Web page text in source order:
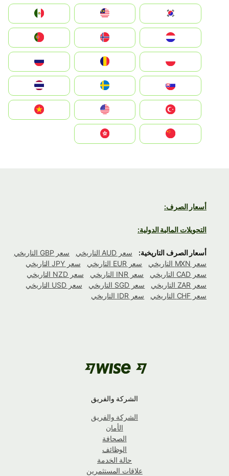
South Korea
Nederland
Portugal
România
Slovensko
United States
Vietnam
أسعار الصرف:
التحويلات المالية الدولية:
أسعار الصرف التاريخية: سعر AUD التاريخي
سعر GBP التاريخي
سعر MXN التاريخي
سعر EUR التاريخي
سعر JPY التاريخي
سعر CAD التاريخي
سعر INR التاريخي
سعر NZD التاريخي
سعر ZAR التاريخي
سعر SGD التاريخي
سعر USD التاريخي
سعر CHF التاريخي
سعر IDR التاريخي
الشركة والفريق
الشركة والفريق
الأمان
الصحافة
الوظائف
حالة الخدمة
علاقات المستثمرين